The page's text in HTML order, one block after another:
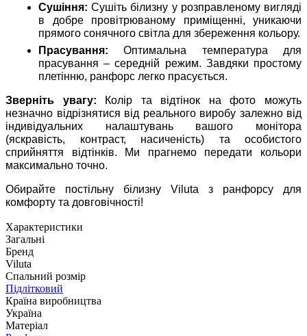
Сушіння: Сушіть білизну у розправленому вигляді
в добре провітрюваному приміщенні, уникаючи
прямого сонячного світла для збереження кольору.
Прасування: Оптимальна температура для
прасування – середній режим. Завдяки простому
плетінню, ранфорс легко прасується.
Зверніть увагу: Колір та відтінок на фото можуть
незначно відрізнятися від реального виробу залежно від
індивідуальних налаштувань вашого монітора
(яскравість, контраст, насиченість) та особистого
сприйняття відтінків. Ми прагнемо передати кольори
максимально точно.
Обирайте постільну білизну Viluta з ранфорсу для
комфорту та довговічності!
Характеристики
Загальні
Бренд
Viluta
Спальний розмір
Підлітковий
Країна виробництва
Україна
Матеріал